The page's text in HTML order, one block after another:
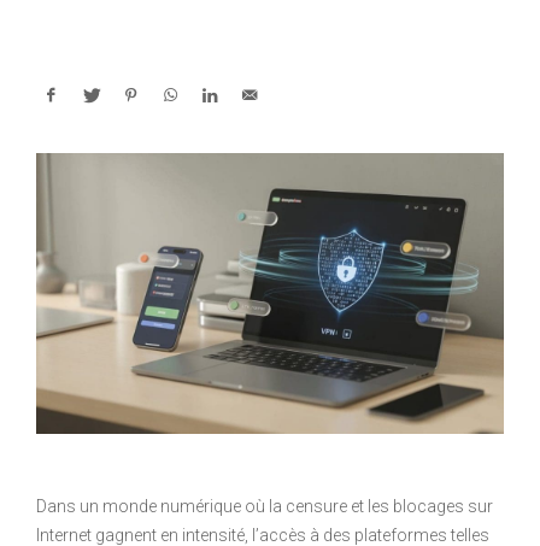
Dans un monde numérique où la censure et les blocages sur
Internet gagnent en intensité, l’accès à des plateformes telles